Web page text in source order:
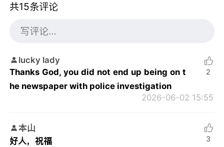
共15条评论
lucky lady
Thanks God, you did not end up being on t
he newspaper with police investigation
2026-06-02 15:55
2
本山
好人，祝福
3